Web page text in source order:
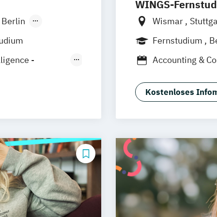
Berlin
München
-
(EN)
WINGS-
Wismar
Frankfurt am
Fernstudium
Accounting &
Sales
Kostenloses